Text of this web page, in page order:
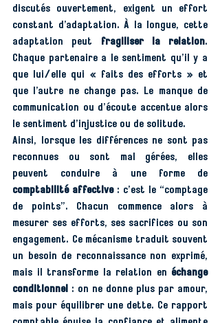
discutés ouvertement, exigent un effort
constant d’adaptation. À la longue, cette
adaptation peut fragiliser la relation.
Chaque partenaire a le sentiment qu’il y a
que lui/elle qui « faits des efforts » et
que l’autre ne change pas. Le manque de
communication ou d’écoute accentue alors
le sentiment d’injustice ou de solitude.
Ainsi, lorsque les différences ne sont pas
reconnues ou sont mal gérées, elles
comptabilité affective : c’est le “comptage
de points”. Chacun commence alors à
mesurer ses efforts, ses sacrifices ou son
engagement. Ce mécanisme traduit souvent
un besoin de reconnaissance non exprimé,
mais il transforme la relation en échange
conditionnel : on ne donne plus par amour,
mais pour équilibrer une dette. Ce rapport